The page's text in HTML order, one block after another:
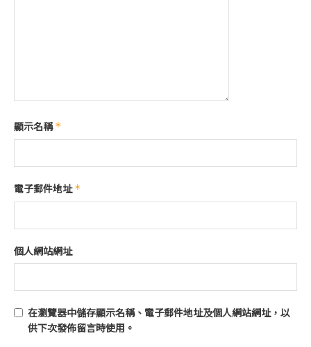
顯示名稱*
電子郵件地址*
個人網站網址
在瀏覽器中儲存顯示名稱、電子郵件地址及個人網站網址，以
供下次發佈留言時使用。